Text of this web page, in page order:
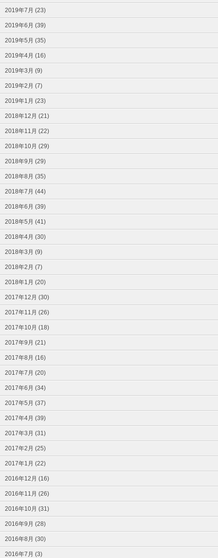
2019年7月 (23)
2019年6月 (39)
2019年5月 (35)
2019年4月 (16)
2019年3月 (9)
2019年2月 (7)
2019年1月 (23)
2018年12月 (21)
2018年11月 (22)
2018年10月 (29)
2018年9月 (29)
2018年8月 (35)
2018年7月 (44)
2018年6月 (39)
2018年5月 (41)
2018年4月 (30)
2018年3月 (9)
2018年2月 (7)
2018年1月 (20)
2017年12月 (30)
2017年11月 (26)
2017年10月 (18)
2017年9月 (21)
2017年8月 (16)
2017年7月 (20)
2017年6月 (34)
2017年5月 (37)
2017年4月 (39)
2017年3月 (31)
2017年2月 (25)
2017年1月 (22)
2016年12月 (16)
2016年11月 (26)
2016年10月 (31)
2016年9月 (28)
2016年8月 (30)
2016年7月 (3)